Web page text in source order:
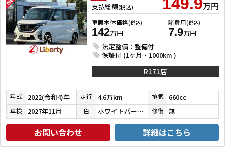
支払総額(税込) 万円
車両本体価格(税込)
142万円
諸費用(税込)
7.9万円
法定整備：整備付
保証付 (1ヶ月・1000km )
R171店
年式 2022(令和4)年 走行 4.6万km 排気 660cc
車検 2027年11月 色 ホワイトパール３コートパール 修復 無
お問い合わせ 詳細はこちら